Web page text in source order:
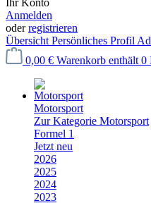
Ihr Konto
Anmelden
oderregistrieren
Übersicht Persönliches Profil
0,00 € Warenkorb enthält 0
Motorsport
Zur Kategorie Motorsport
Formel 1
Jetzt neu
2026
2025
2024
2023